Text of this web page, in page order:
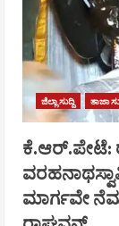
ಜಿಲ್ಲಾ ಸುದ್ದಿ ತಾಜಾ
ಕೆ.ಆರ್.ಪೇಟೆ:
ಮಾರ್ಗವೇ